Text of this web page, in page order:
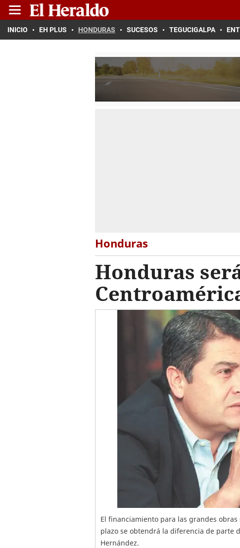
INICIO EH PLUS HONDURAS SUCESOS TEGUCIGALPA
Honduras
Honduras
El financiamiento para las grandes
plazo se obtendrá la diferencia de parte
Hernández.